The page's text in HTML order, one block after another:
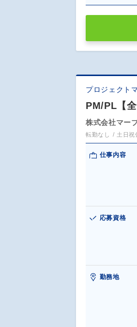
プロジェクト
PM/PL【
株式会社マー
転勤なし 土日祝
仕事内容
応募資格
勤務地